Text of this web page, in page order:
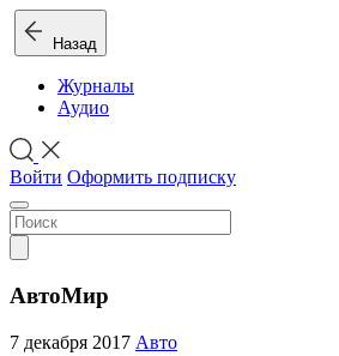
Назад
Журналы
Аудио
Войти Оформить подписку
АвтоМир
7 декабря 2017 Авто